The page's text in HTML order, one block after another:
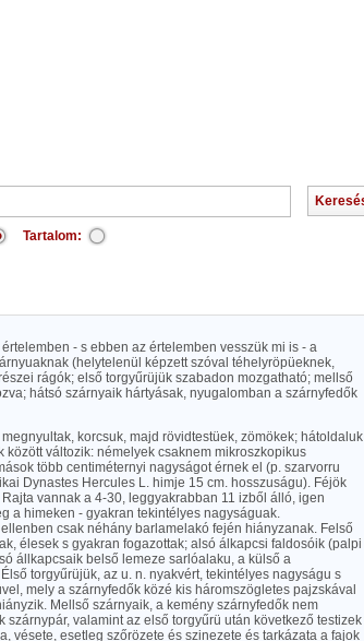
Tartalom:
- s ebben az értelemben vesszük mi is - a
(helytelenül képzett szóval téhelyröpüeknek,
rágók; első torgyűrüjük szabadon mozgatható; mellső
hátsó szárnyaik hártyásak, nyugalomban a szárnyfedők
korcsuk, majd rövidtestüek, zömökek; hátoldaluk
változik: némelyek csaknem mikroszkopikus
több centiméternyi nagyságot érnek el (p. szarvorru
Dynastes Hercules L. himje 15 cm. hosszuságu). Féjök
vannak a 4-30, leggyakrabban 11 izből álló, igen
a himeken - gyakran tekintélyes nagyságuak.
csak néhány barlamelakó fején hiányzanak. Felső
élesek s gyakran fogazottak; alsó álkapcsi faldosóik (palpi
állkapcsaik belső lemeze sarlóalaku, a külső a
torgyűrüjük, az u. n. nyakvért, tekintélyes nagyságu s
mely a szárnyfedők közé kis háromszögletes pajzskával
Mellső szárnyaik, a kemény szárnyfedők nem
valamint az első torgyűrü után következő testizek
vésete, esetleg szőrözete és szinezete és tarkázata a fajok